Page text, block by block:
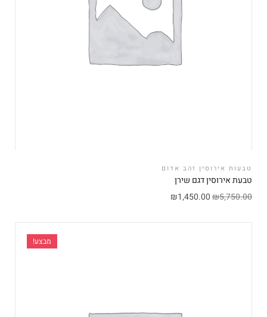
טבעות אירוסין זהב אדום
טבעת אירוסין דגם שירן
₪5,750.00
₪1,450.00
מבצע!